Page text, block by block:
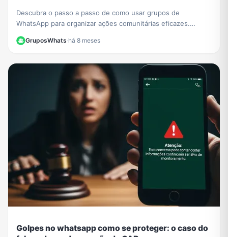
Descubra o passo a passo de como usar grupos de
WhatsApp para organizar ações comunitárias eficazes.
GruposWhats·há 8 meses
Golpes no whatsapp como se proteger: o caso do